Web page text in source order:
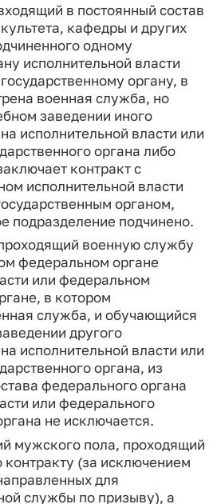
в постоянный состав
кафедры и других
одному
исполнительной власти
органу, в
военная служба, но
заведении иного
исполнительной власти или
органа либо
контракт с
исполнительной власти
органом,
подразделение подчинено.
военную службу
федеральном органе
или федеральном
в котором
служба, и обучающийся
другого
исполнительной власти или
органа, из
федерального органа
или федерального
не исключается.
мужского пола, проходящий
(за исключением
для
службы по призыву), а